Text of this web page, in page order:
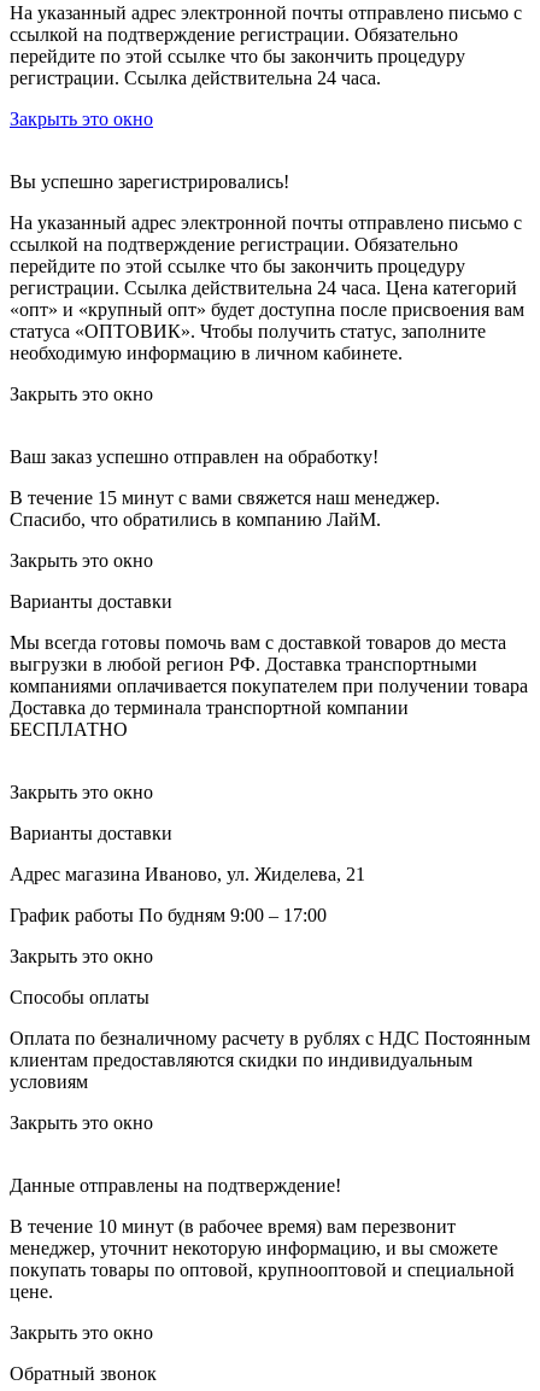
На указанный адрес электронной почты отправлено письмо с
ссылкой на подтверждение регистрации. Обязательно
перейдите по этой ссылке что бы закончить процедуру
регистрации. Ссылка действительна 24 часа.
Закрыть это окно
Вы успешно зарегистрировались!
На указанный адрес электронной почты отправлено письмо с
ссылкой на подтверждение регистрации. Обязательно
перейдите по этой ссылке что бы закончить процедуру
регистрации. Ссылка действительна 24 часа. Цена категорий
«опт» и «крупный опт» будет доступна после присвоения вам
статуса «ОПТОВИК». Чтобы получить статус, заполните
необходимую информацию в личном кабинете.
Закрыть это окно
Ваш заказ успешно отправлен на обработку!
В течение 15 минут с вами свяжется наш менеджер.
Спасибо, что обратились в компанию ЛайМ.
Закрыть это окно
Варианты доставки
Мы всегда готовы помочь вам с доставкой товаров до места
выгрузки в любой регион РФ. Доставка транспортными
компаниями оплачивается покупателем при получении товара
Доставка до терминала транспортной компании
БЕСПЛАТНО
Закрыть это окно
Варианты доставки
Адрес магазина Иваново, ул. Жиделева, 21
График работы По будням 9:00 – 17:00
Закрыть это окно
Способы оплаты
Оплата по безналичному расчету в рублях с НДС Постоянным
клиентам предоставляются скидки по индивидуальным
условиям
Закрыть это окно
Данные отправлены на подтверждение!
В течение 10 минут (в рабочее время) вам перезвонит
менеджер, уточнит некоторую информацию, и вы сможете
покупать товары по оптовой, крупнооптовой и специальной
цене.
Закрыть это окно
Обратный звонок